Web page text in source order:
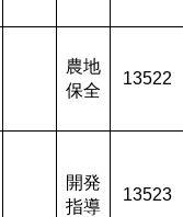
農地
保全
13522
開発
指導
13523